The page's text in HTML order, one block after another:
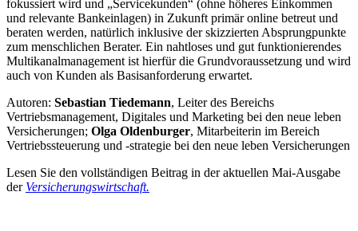
fokussiert wird und „Servicekunden“ (ohne höheres Einkommen
und relevante Bankeinlagen) in Zukunft primär online betreut und
beraten werden, natürlich inklusive der skizzierten Absprungpunkte
zum menschlichen Berater. Ein nahtloses und gut funktionierendes
Multikanalmanagement ist hierfür die Grundvoraussetzung und wird
auch von Kunden als Basisanforderung erwartet.
Autoren: Sebastian Tiedemann, Leiter des Bereichs
Vertriebsmanagement, Digitales und Marketing bei den neue leben
Versicherungen; Olga Oldenburger, Mitarbeiterin im Bereich
Vertriebssteuerung und -strategie bei den neue leben Versicherungen
Lesen Sie den vollständigen Beitrag in der aktuellen Mai-Ausgabe
der Versicherungswirtschaft.